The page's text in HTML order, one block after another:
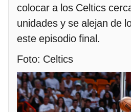
colocar a los Celtics
unidades y se alejan de
este episodio final.
Foto: Celtics